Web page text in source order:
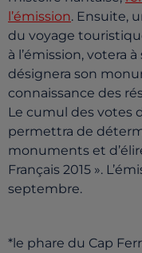
l’émission. Ensuite,
du voyage
à l’émission, votera
désignera son
connaissance des
Le cumul des votes
permettra de
monuments et
Français 2015 ».
septembre.
*le phare du Cap